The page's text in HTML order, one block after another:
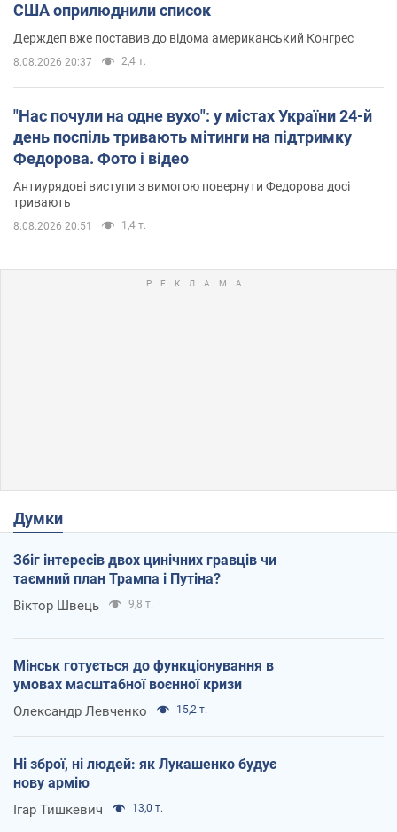
США оприлюднили список
Держдеп вже поставив до відома американський Конгрес
8.08.2026 20:37 2,4 т.
"Нас почули на одне вухо": у містах України 24-й
день поспіль тривають мітинги на підтримку
Федорова. Фото і відео
Антиурядові виступи з вимогою повернути Федорова досі
тривають
8.08.2026 20:51 1,4 т.
Думки
Збіг інтересів двох цинічних гравців чи
таємний план Трампа і Путіна?
Віктор Швець 9,8 т.
Мінськ готується до функціонування в
умовах масштабної воєнної кризи
Олександр Левченко 15,2 т.
Ні зброї, ні людей: як Лукашенко будує
нову армію
Ігар Тишкевич 13,0 т.